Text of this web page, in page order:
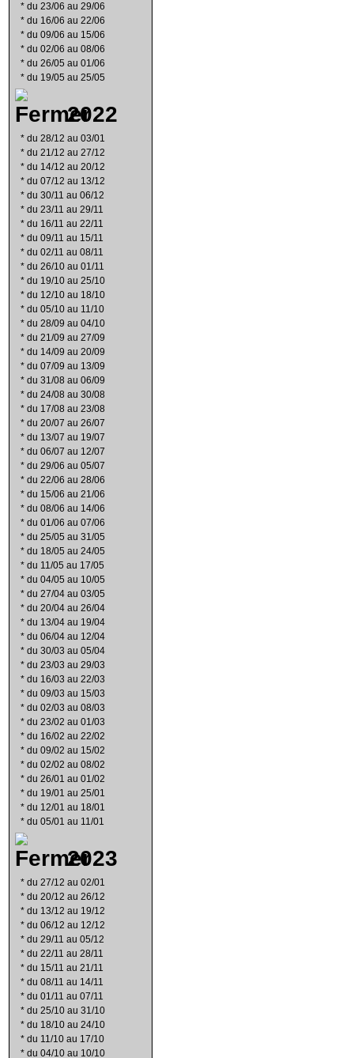
* du 23/06 au 29/06
* du 16/06 au 22/06
* du 09/06 au 15/06
* du 02/06 au 08/06
* du 26/05 au 01/06
* du 19/05 au 25/05
2022
* du 28/12 au 03/01
* du 21/12 au 27/12
* du 14/12 au 20/12
* du 07/12 au 13/12
* du 30/11 au 06/12
* du 23/11 au 29/11
* du 16/11 au 22/11
* du 09/11 au 15/11
* du 02/11 au 08/11
* du 26/10 au 01/11
* du 19/10 au 25/10
* du 12/10 au 18/10
* du 05/10 au 11/10
* du 28/09 au 04/10
* du 21/09 au 27/09
* du 14/09 au 20/09
* du 07/09 au 13/09
* du 31/08 au 06/09
* du 24/08 au 30/08
* du 17/08 au 23/08
* du 20/07 au 26/07
* du 13/07 au 19/07
* du 06/07 au 12/07
* du 29/06 au 05/07
* du 22/06 au 28/06
* du 15/06 au 21/06
* du 08/06 au 14/06
* du 01/06 au 07/06
* du 25/05 au 31/05
* du 18/05 au 24/05
* du 11/05 au 17/05
* du 04/05 au 10/05
* du 27/04 au 03/05
* du 20/04 au 26/04
* du 13/04 au 19/04
* du 06/04 au 12/04
* du 30/03 au 05/04
* du 23/03 au 29/03
* du 16/03 au 22/03
* du 09/03 au 15/03
* du 02/03 au 08/03
* du 23/02 au 01/03
* du 16/02 au 22/02
* du 09/02 au 15/02
* du 02/02 au 08/02
* du 26/01 au 01/02
* du 19/01 au 25/01
* du 12/01 au 18/01
* du 05/01 au 11/01
2023
* du 27/12 au 02/01
* du 20/12 au 26/12
* du 13/12 au 19/12
* du 06/12 au 12/12
* du 29/11 au 05/12
* du 22/11 au 28/11
* du 15/11 au 21/11
* du 08/11 au 14/11
* du 01/11 au 07/11
* du 25/10 au 31/10
* du 18/10 au 24/10
* du 11/10 au 17/10
* du 04/10 au 10/10